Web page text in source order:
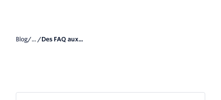
blog/... / Des FAQ aux...